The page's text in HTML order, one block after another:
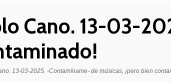
Cano. 13-03-
13-03-2025. -Contamíname- de músicas, ¡pero bien